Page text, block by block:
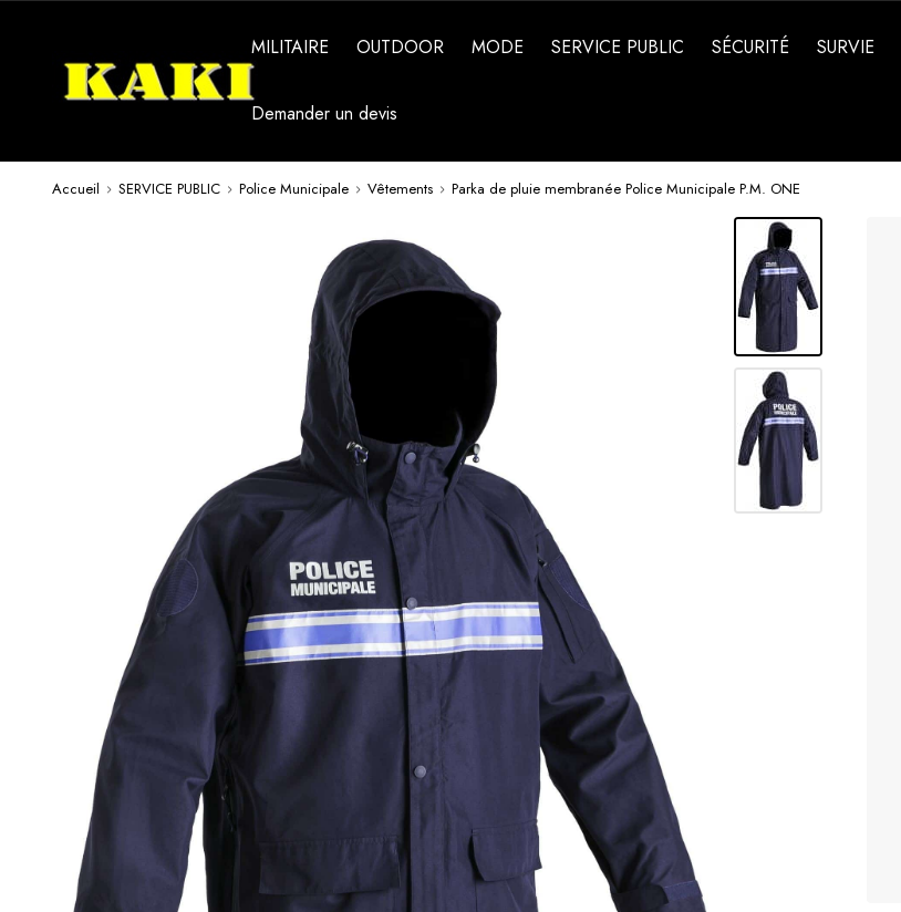
MILITAIRE OUTDOOR MODE SERVICE PUBLIC SÉCURITÉ SURVIE
Demander un devis
Accueil SERVICE PUBLIC Police Municipale Vêtements Parka de pluie membranée Police Municipale P.M. ONE